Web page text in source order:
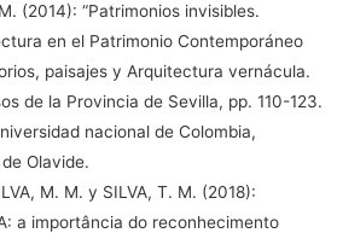
(2014): “Patrimonios invisibles.
en el Patrimonio Contemporáneo
paisajes y Arquitectura vernácula.
de la Provincia de Sevilla, pp. 110-123.
nacional de Colombia,
Olavide.
M. M. y SILVA, T. M. (2018):
a importância do reconhecimento